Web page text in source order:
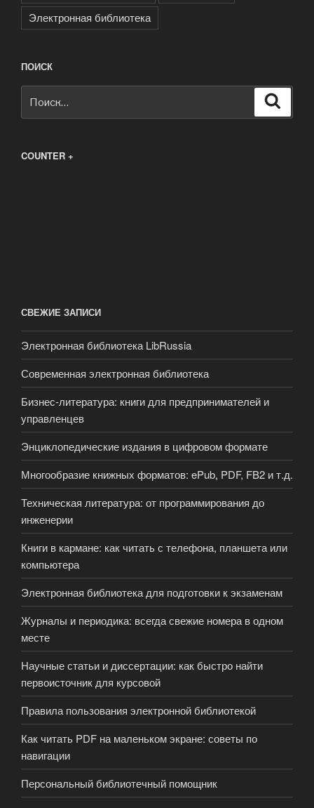
Электронная библиотека
ПОИСК
COUNTER +
СВЕЖИЕ ЗАПИСИ
Электронная библиотека LibRussia
Современная электронная библиотека
Бизнес-литература: книги для предпринимателей и
управленцев
Энциклопедические издания в цифровом формате
Многообразие книжных форматов: ePub, PDF, FB2 и т.д.
Техническая литература: от программирования до
инженерии
Книги в кармане: как читать с телефона, планшета или
компьютера
Электронная библиотека для подготовки к экзаменам
Журналы и периодика: всегда свежие номера в одном
месте
Научные статьи и диссертации: как быстро найти
первоисточник для курсовой
Правила пользования электронной библиотекой
Как читать PDF на маленьком экране: советы по
навигации
Персональный библиотечный помощник